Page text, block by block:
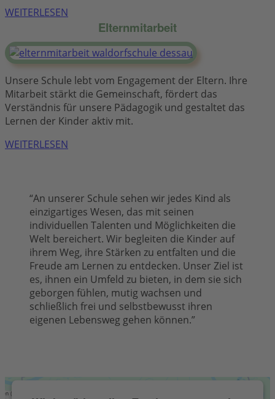
WEITERLESEN
Elternmitarbeit
Unsere Schule lebt vom Engagement der Eltern. Ihre
Mitarbeit stärkt die Gemeinschaft, fördert das
Verständnis für unsere Pädagogik und gestaltet das
Lernen der Kinder aktiv mit.
WEITERLESEN
“An unserer Schule sehen wir jedes Kind als
einzigartiges Wesen, das mit seinen
individuellen Talenten und Möglichkeiten die
Welt bereichert. Wir begleiten die Kinder auf
ihrem Weg, ihre Stärken zu entfalten und die
Freude am Lernen zu entdecken. Unser Ziel ist
es, ihnen ein Umfeld zu bieten, in dem sie sich
geborgen fühlen, mutig wachsen und
schließlich frei und selbstbewusst ihren
eigenen Lebensweg gehen können.”